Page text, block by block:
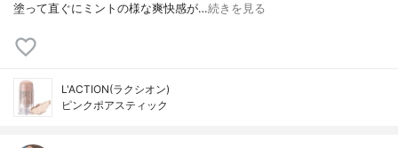
塗って直ぐにミントの様な爽快感が…続きを見る
L'ACTION(ラクシオン)
ピンクポアスティック